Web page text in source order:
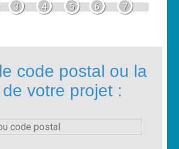
3 4 5 6 7
code postal ou la
votre projet :